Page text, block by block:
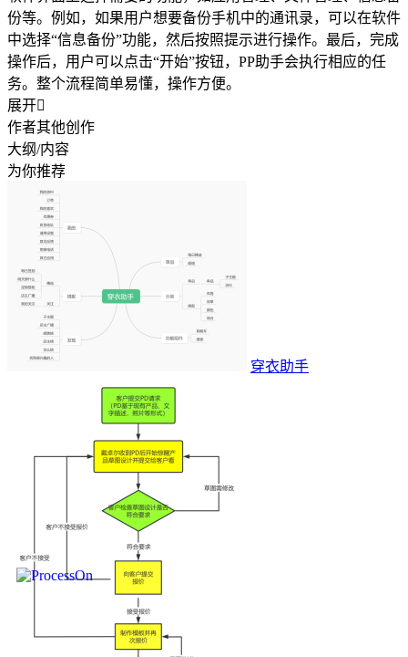
份等。例如，如果用户想要备份手机中的通讯录，可以在软件
中选择“信息备份”功能，然后按照提示进行操作。最后，完成
操作后，用户可以点击“开始”按钮，PP助手会执行相应的任
务。整个流程简单易懂，操作方便。
展开
作者其他创作
大纲/内容
为你推荐
穿衣助手